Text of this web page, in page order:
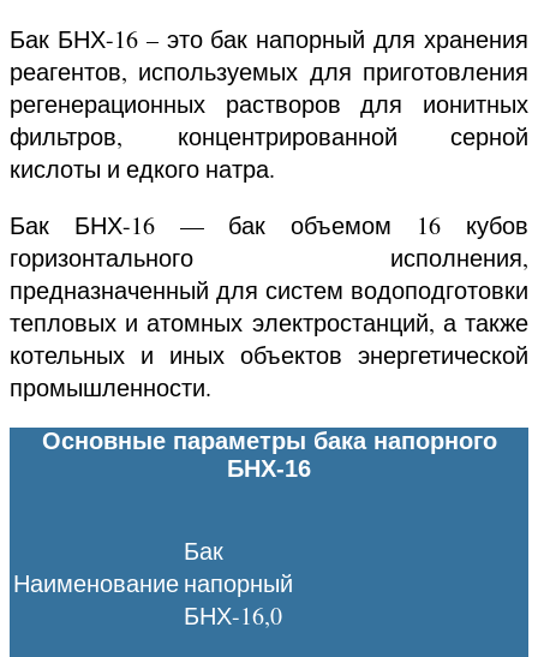
Бак БНХ-16 – это бак напорный для хранения
реагентов, используемых для приготовления
регенерационных растворов для ионитных
фильтров, концентрированной серной
кислоты и едкого натра.
Бак БНХ-16 — бак объемом 16 кубов
горизонтального исполнения,
предназначенный для систем водоподготовки
тепловых и атомных электростанций, а также
котельных и иных объектов энергетической
промышленности.
Основные параметры бака напорного
БНХ-16
Наименование
Бак
напорный
БНХ-16,0